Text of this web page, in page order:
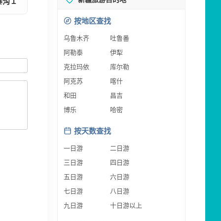
按地区查找
乌鲁木齐
吐鲁番
阿勒泰
伊犁
克拉玛依
库尔勒
阿克苏
喀什
和田
昌吉
博乐
哈密
按天数查找
一日游
二日游
三日游
四日游
五日游
六日游
七日游
八日游
九日游
十日游以上